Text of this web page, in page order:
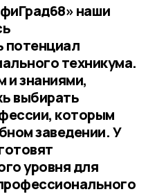
наши
потенциал
техникума.
и знаниями,
выбирать
которым
заведении. У
уровня для